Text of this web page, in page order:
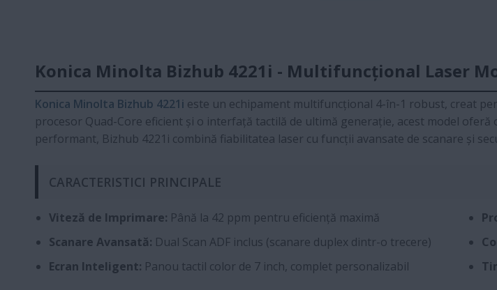
Konica Minolta Bizhub 4221i - Multifuncțional Laser
Konica Minolta Bizhub 4221i este un echipament multifuncțional 4-în-1 robust, creat
procesor Quad-Core eficient și o interfață tactilă de ultimă generație, acest model oferă
performant, Bizhub 4221i combină fiabilitatea laser cu funcții avansate de scanare și
CARACTERISTICI PRINCIPALE
Viteză de Imprimare: Până la 42 ppm pentru eficiență maximă
Scanare Avansată: Dual Scan ADF inclus (scanare duplex dintr-o trecere)
Ecran Inteligent: Panou tactil color de 7 inch, complet personalizabil